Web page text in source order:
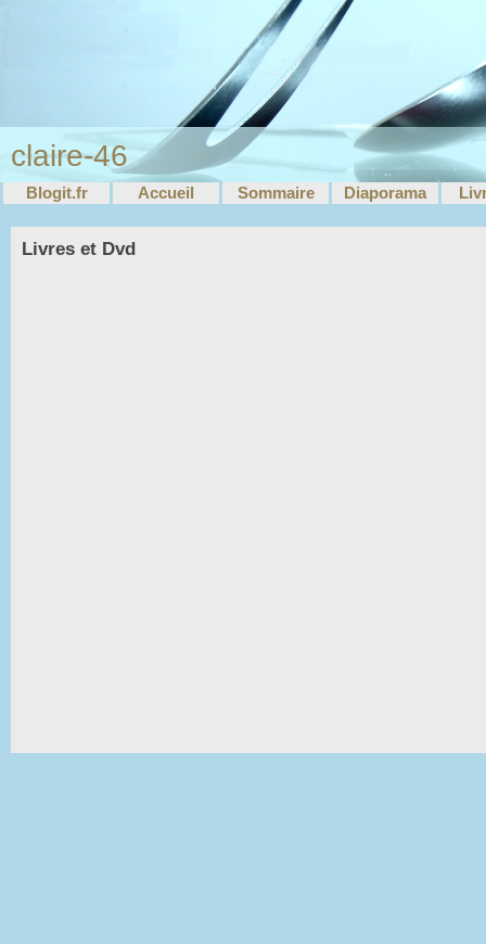
claire-46
Blogit.fr Accueil Sommaire Diaporama
Livres et Dvd